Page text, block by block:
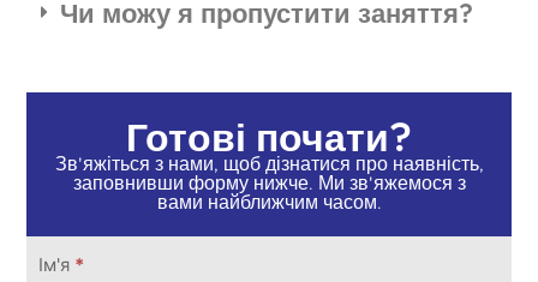
Чи можу я пропустити заняття?
Готові почати?
Зв'яжіться з нами, щоб дізнатися про наявність,
заповнивши форму нижче. Ми зв'яжемося з
вами найближчим часом.
Зв'яжіться
Ім'я *